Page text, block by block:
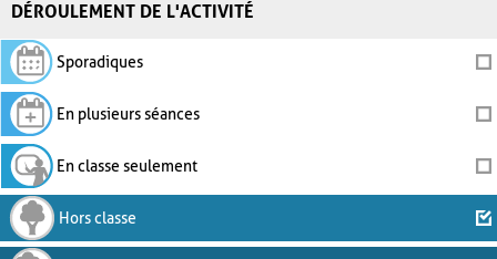
DÉROULEMENT DE L'ACTIVITÉ
Sporadiques
En plusieurs séances
En classe seulement
Hors classe